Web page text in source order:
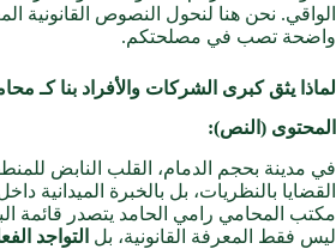
الواقي. نحن هنا لنحول النصوص القانونية
واضحة تصب في مصلحتكم.
لماذا يثق كبرى الشركات والأفراد بنا كـ
المحتوى (النص):
في مدينة بحجم الدمام، القلب النابض
القضايا بالنظريات، بل بالخبرة الميدانية
مكتب المحامي رامي الحامد يتصدر قائمة
ليس فقط المعرفة القانونية، بل التواجد